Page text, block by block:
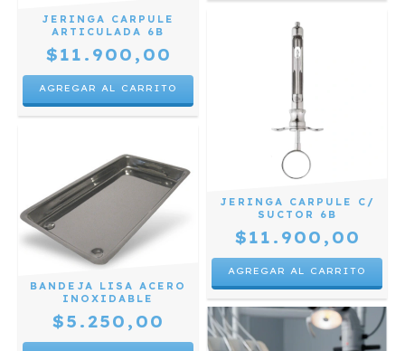
JERINGA CARPULE
ARTICULADA 6B
$11.900,00
BANDEJA LISA ACERO
INOXIDABLE
$5.250,00
JERINGA CARPULE C/
SUCTOR 6B
$11.900,00